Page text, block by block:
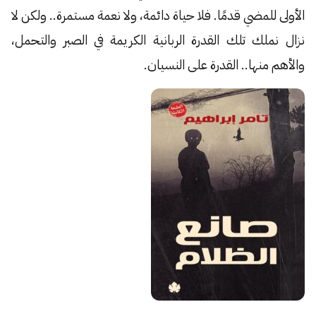
الأولى للمضي قدمًا. فلا حياة دائمة، ولا نعمة مستمرة.. ولكن لا
نزال نملك تلك القدرة الربانية الكريمة في الصبر والتحمل،
والأهم منها.. القدرة على النسيان.